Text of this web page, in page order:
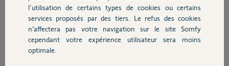
Autres produits
Bonjour
Essayez de vous connecter en https. (https://192.168.xxx.xxx
Remplacez les x par vos propres valeurs.
l'utilisation de certains types de cookies ou certains
services proposés par des tiers. Le refus des cookies
n’affectera pas votre navigation sur le site Somfy
cependant votre expérience utilisateur sera moins
optimale.